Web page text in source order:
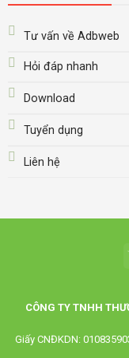
Tư vấn về Adbweb
Hỏi đáp nhanh
Download
Tuyển dụng
Liên hệ
CÔNG TY TNHH
Giấy CNĐKDN: